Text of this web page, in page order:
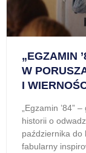
„EGZAMIN
W
I
„Egzamin ’84”
historii o
października do
fabularny